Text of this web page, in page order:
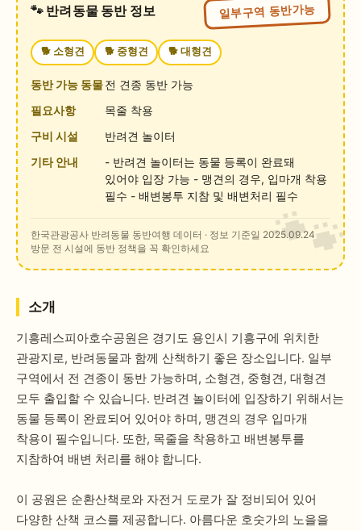
🐾 반려동물 동반 정보 일부구역 동반가능
🐕 소형견 🐕 중형견 🐕 대형견
동반 가능 동물전 견종 동반 가능
필요사항
목줄 착용
구비 시설
반려견 놀이터
기타 안내
- 반려견 놀이터는 동물 등록이 완료돼
있어야 입장 가능 - 맹견의 경우, 입마개 착용
필수 - 배변봉투 지참 및 배변처리 필수
한국관광공사 반려동물 동반여행 데이터 · 정보 기준일 2025.09.24
방문 전 시설에 동반 정책을 꼭 확인하세요
소개
기흥레스피아호수공원은 경기도 용인시 기흥구에 위치한
관광지로, 반려동물과 함께 산책하기 좋은 장소입니다. 일부
구역에서 전 견종이 동반 가능하며, 소형견, 중형견, 대형견
모두 출입할 수 있습니다. 반려견 놀이터에 입장하기 위해서는
동물 등록이 완료되어 있어야 하며, 맹견의 경우 입마개
착용이 필수입니다. 또한, 목줄을 착용하고 배변봉투를
지참하여 배변 처리를 해야 합니다.
이 공원은 순환산책로와 자전거 도로가 잘 정비되어 있어
다양한 산책 코스를 제공합니다. 아름다운 호숫가의 노을을